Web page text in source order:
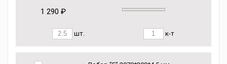
1 290 ₽
шт. к-т